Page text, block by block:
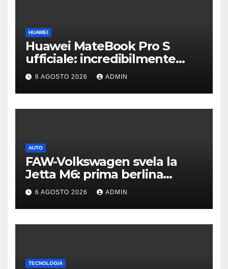
HUAWEI
Huawei MateBook Pro S
ufficiale: incredibilmente
leggero e supersottile
6 AGOSTO 2026 ADMIN
AUTO
FAW-Volkswagen svela la
Jetta M6: prima berlina
elettrica del marchio
6 AGOSTO 2026 ADMIN
TECNOLOGIA